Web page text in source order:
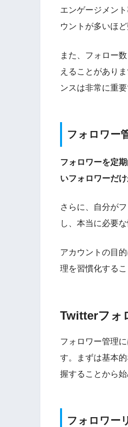
エンゲージメン
ウントが多いほ
また、フォロー
えることがあり
ンスは非常に重要
フォロワー
フォロワーを定
いフォロワーだ
さらに、自分が
し、本当に必要
アカウントの目
理を習慣化する
Twitterフォ
フォロワー管理
す。まずは基本
握することから始
フォロワー